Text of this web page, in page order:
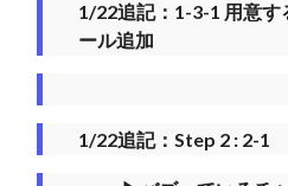
1/22追記：1-3-1 用意す
ール追加
1/22追記：Step 2 : 2-1